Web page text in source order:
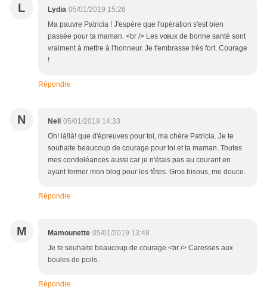
L Lydia 05/01/2019 15:26
Ma pauvre Patricia ! J'espère que l'opération s'est bien
passée pour ta maman. <br /> Les vœux de bonne santé sont
vraiment à mettre à l'honneur. Je t'embrasse très fort. Courage
!
Répondre
N Nell
05/01/2019 14:33
Oh! là!là! que d'épreuves pour toi, ma chère Patricia. Je te
souhaite beaucoup de courage pour toi et ta maman. Toutes
mes condoléances aussi car je n'étais pas au courant en
ayant fermer mon blog pour les fêtes. Gros bisous, me douce.
Répondre
M Mamounette 05/01/2019 13:48
Je te souhaite beaucoup de courage.<br /> Caresses aux
boules de poils.
Répondre